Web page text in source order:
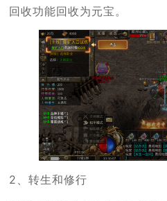
回收功能回收为元宝。
2、转生和修行